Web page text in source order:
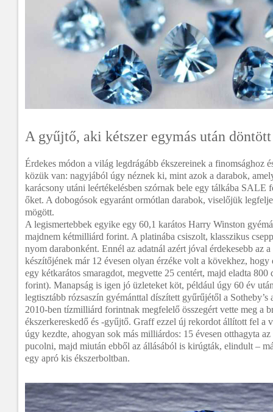
A gyűjtő, aki kétszer egymás után
Érdekes módon a világ legdrágább ékszereinek a finomsághoz
közük van: nagyjából úgy néznek ki, mint azok a darabok,
karácsony utáni leértékelésben szórnak bele egy tálkába SALE
őket. A dobogósok egyaránt ormótlan darabok, viselőjük
mögött.
A legismertebbek egyike egy 60,1 karátos Harry Winston
majdnem kétmilliárd forint. A platinába csiszolt, klasszikus
nyom darabonként. Ennél az adatnál azért jóval érdekesebb az
készítőjének már 12 évesen olyan érzéke volt a kövekhez, hogy
egy kétkarátos smaragdot, megvette 25 centért, majd eladta
forint). Manapság is igen jó üzleteket köt, például úgy 60 év
legtisztább rózsaszín gyémánttal díszített gyűrűjétől a Sotheby’s
2010-ben tízmilliárd forintnak megfelelő összegért vette meg a
ékszerkereskedő és -gyűjtő. Graff ezzel új rekordot állított fel a
úgy kezdte, ahogyan sok más milliárdos: 15 évesen otthagyta
pucolni, majd miután ebből az állásából is kirúgták, elindult –
egy apró kis ékszerboltban.